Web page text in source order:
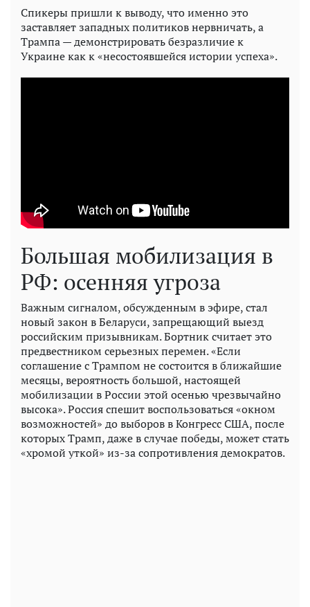
Спикеры пришли к выводу, что именно это
заставляет западных политиков нервничать, а
Трампа — демонстрировать безразличие к
Украине как к «несостоявшейся истории успеха».
Большая мобилизация в
РФ: осенняя угроза
Важным сигналом, обсужденным в эфире, стал
новый закон в Беларуси, запрещающий выезд
российским призывникам. Бортник считает это
предвестником серьезных перемен. «Если
соглашение с Трампом не состоится в ближайшие
месяцы, вероятность большой, настоящей
мобилизации в России этой осенью чрезвычайно
высока». Россия спешит воспользоваться «окном
возможностей» до выборов в Конгресс США, после
которых Трамп, даже в случае победы, может стать
«хромой уткой» из-за сопротивления демократов.